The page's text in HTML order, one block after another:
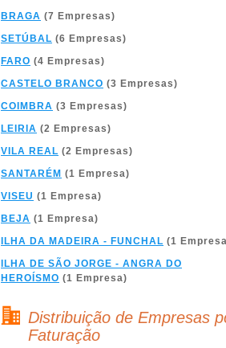
BRAGA (7 Empresas)
SETÚBAL (6 Empresas)
FARO (4 Empresas)
CASTELO BRANCO (3 Empresas)
COIMBRA (3 Empresas)
LEIRIA (2 Empresas)
VILA REAL (2 Empresas)
SANTARÉM (1 Empresa)
VISEU (1 Empresa)
BEJA (1 Empresa)
ILHA DA MADEIRA - FUNCHAL (1
ILHA DE SÃO JORGE - ANGRA DO
HEROÍSMO (1 Empresa)
Distribuição de Empresas
Faturação